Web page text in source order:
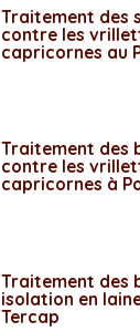
Traitement des
contre les
capricornes au
Traitement des
contre les
capricornes à
Traitement des
isolation en
Tercap